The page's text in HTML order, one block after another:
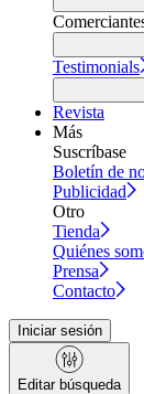
Testimonials
Revista
Más
Suscríbase
Boletín de
Publicidad
Otro
Tienda
Quiénes
Prensa
Contacto
Iniciar sesión
Editar búsqueda